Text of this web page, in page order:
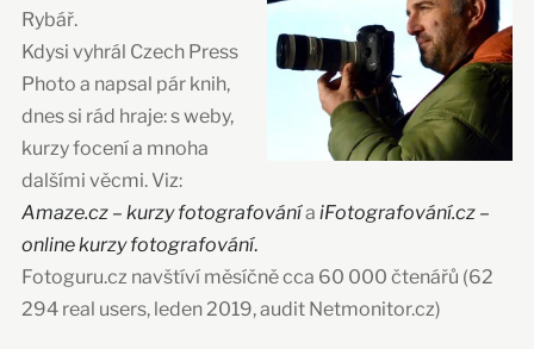
Rybář.
Kdysi vyhrál Czech Press
Photo a napsal pár knih,
dnes si rád hraje: s weby,
kurzy focení a mnoha
dalšími věcmi. Viz:
Amaze.cz – kurzy fotografovánía iFotografování.cz –
online kurzy fotografování.
Fotoguru.cz navštíví měsíčně cca 60 000 čtenářů (62
294 real users, leden 2019, audit Netmonitor.cz)